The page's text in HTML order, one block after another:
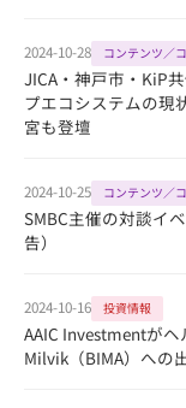
2024-10-28 コンテンツ／
JICA・神戸市・KiP
プエコシステムの現
宮も登壇
2024-10-25 コンテンツ／
SMBC主催の対談イ
告）
2024-10-16 投資情報
AAIC Investmentが
Milvik（BIMA）への